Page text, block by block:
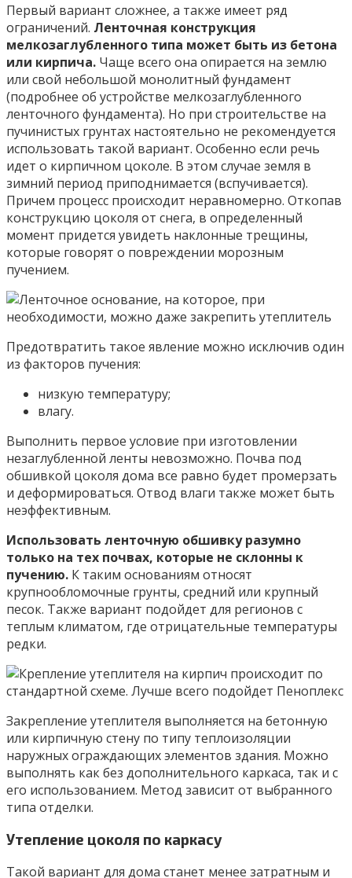
Первый вариант сложнее, а также имеет ряд
ограничений. Ленточная конструкция
мелкозаглубленного типа может быть из бетона
или кирпича. Чаще всего она опирается на землю
или свой небольшой монолитный фундамент
(подробнее об устройстве мелкозаглубленного
ленточного фундамента). Но при строительстве на
пучинистых грунтах настоятельно не рекомендуется
использовать такой вариант. Особенно если речь
идет о кирпичном цоколе. В этом случае земля в
зимний период приподнимается (вспучивается).
Причем процесс происходит неравномерно. Откопав
конструкцию цоколя от снега, в определенный
момент придется увидеть наклонные трещины,
которые говорят о повреждении морозным
пучением.
Предотвратить такое явление можно исключив один
из факторов пучения:
низкую температуру;
влагу.
Выполнить первое условие при изготовлении
незаглубленной ленты невозможно. Почва под
обшивкой цоколя дома все равно будет промерзать
и деформироваться. Отвод влаги также может быть
неэффективным.
Использовать ленточную обшивку разумно
только на тех почвах, которые не склонны к
пучению. К таким основаниям относят
крупнообломочные грунты, средний или крупный
песок. Также вариант подойдет для регионов с
теплым климатом, где отрицательные температуры
редки.
Закрепление утеплителя выполняется на бетонную
или кирпичную стену по типу теплоизоляции
наружных ограждающих элементов здания. Можно
выполнять как без дополнительного каркаса, так и с
его использованием. Метод зависит от выбранного
типа отделки.
Утепление цоколя по каркасу
Такой вариант для дома станет менее затратным и